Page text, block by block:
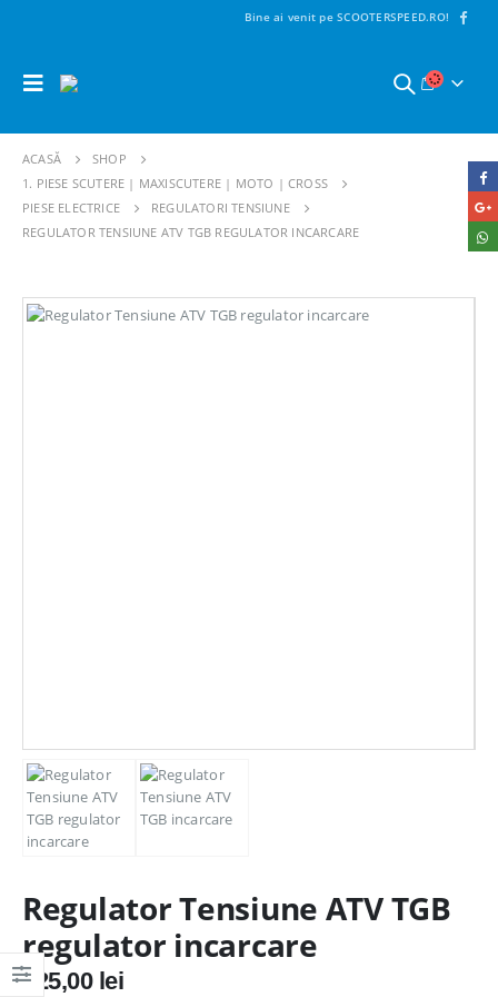
Bine ai venit pe SCOOTERSPEED.RO!
ACASĂ
SHOP
1. PIESE SCUTERE | MAXISCUTERE | MOTO | CROSS
PIESE ELECTRICE
REGULATORI TENSIUNE
REGULATOR TENSIUNE ATV TGB REGULATOR INCARCARE
Regulator Tensiune ATV TGB
regulator incarcare
225,00 lei